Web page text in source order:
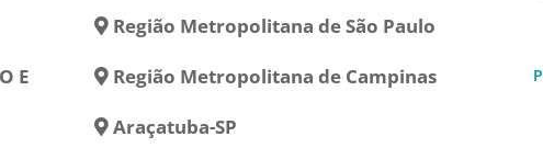
E
Região Metropolitana de São Paulo
Região Metropolitana de Campinas
Araçatuba-SP